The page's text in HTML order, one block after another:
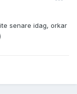
senare idag, orkar